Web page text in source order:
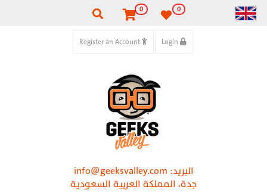
البريد: info@geeksvalley.com
جدة، المملكة العربية السعودية
0
0